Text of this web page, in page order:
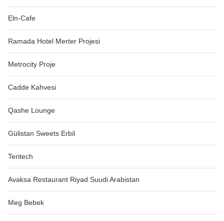
Eln-Cafe
Ramada Hotel Merter Projesi
Metrocity Proje
Cadde Kahvesi
Qashe Lounge
Gülistan Sweets Erbil
Teritech
Avaksa Restaurant Riyad Suudi Arabistan
Meg Bebek